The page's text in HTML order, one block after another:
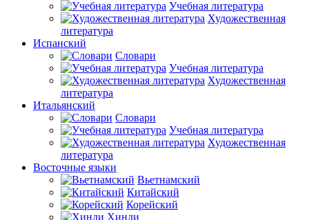
Учебная литература
Художественная
литература
Испанский
Словари
Учебная литература
Художественная
литература
Итальянский
Словари
Учебная литература
Художественная
литература
Восточные языки
Вьетнамский
Китайский
Корейский
Хинди